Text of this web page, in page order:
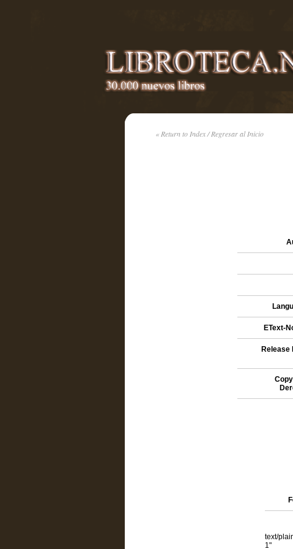
« Return to Index / Regresar al Inicio
EText-
Release
text/
1"